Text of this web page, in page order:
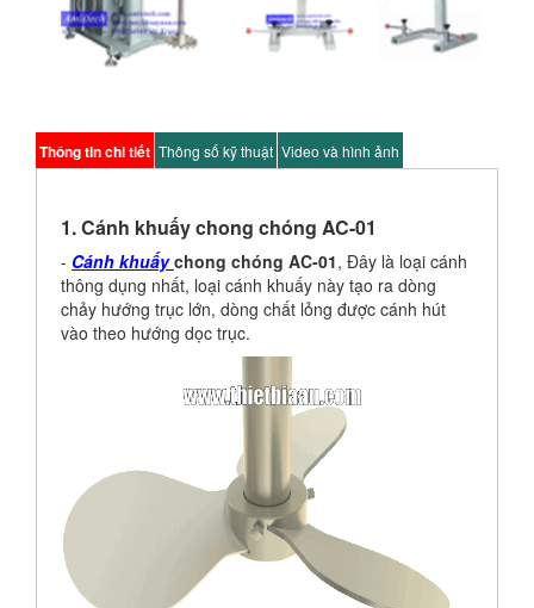
Thông tin chi tiết Thông số kỹ thuật Video và hình ảnh
1. Cánh khuấy chong chóng AC-01
- Cánh khuấy chong chóng AC-01, Đây là loại cánh
thông dụng nhất, loại cánh khuấy này tạo ra dòng
chảy hướng trục lớn, dòng chất lỏng được cánh hút
vào theo hướng dọc trục.